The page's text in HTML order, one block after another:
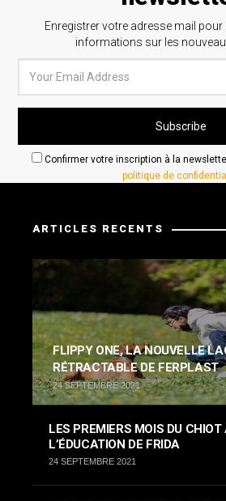
Enregistrer votre adresse mail
informations sur les
Confirmer votre inscription à la
politique de
ARTICLES RECENTS
FLIPPY ONE, LA NOUVELLE
RÉTRACTABLE DE FERPLAST
24 SEPTEMBRE 2021
LES PREMIERS MOIS DU
L’ÉDUCATION DE FRIDA
24 SEPTEMBRE 2021